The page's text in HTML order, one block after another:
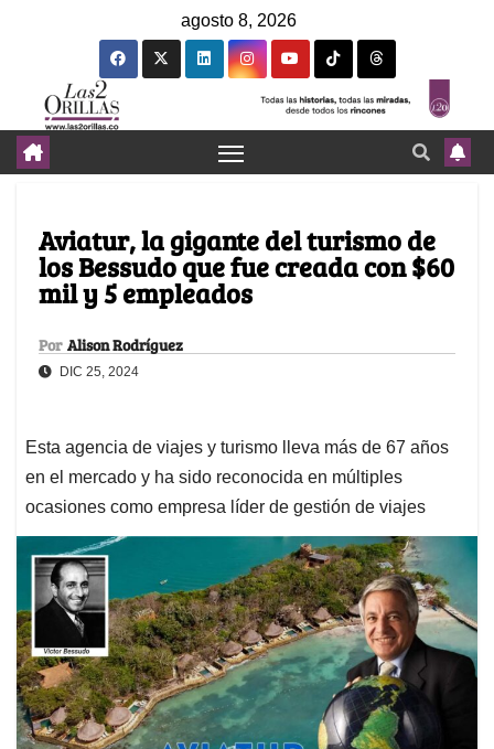
agosto 8, 2026
Aviatur, la gigante del turismo de
los Bessudo que fue creada con $60
mil y 5 empleados
Por Alison Rodríguez
DIC 25, 2024
Esta agencia de viajes y turismo lleva más de 67 años
en el mercado y ha sido reconocida en múltiples
ocasiones como empresa líder de gestión de viajes